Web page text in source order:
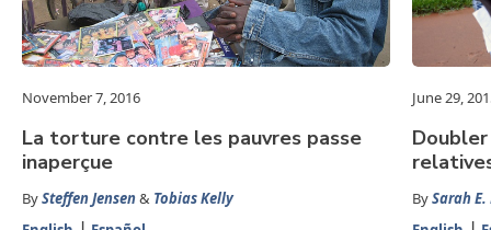
November 7, 2016
La torture contre les pauvres passe
inaperçue
BySteffen Jensen& Tobias Kelly
June 29,
BySarah